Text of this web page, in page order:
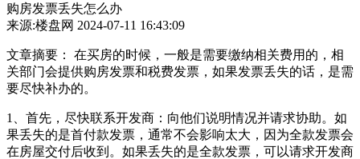
购房发票丢失怎么办
来源:楼盘网 2024-07-11 16:43:09
文章摘要： 在买房的时候，一般是需要缴纳相关费用的，相
关部门会提供购房发票和税费发票，如果发票丢失的话，是需
要尽快补办的。
1、首先，尽快联系开发商：向他们说明情况并请求协助。如
果丢失的是首付款发票，通常不会影响太大，因为全款发票会
在房屋交付后收到。如果丢失的是全款发票，可以请求开发商